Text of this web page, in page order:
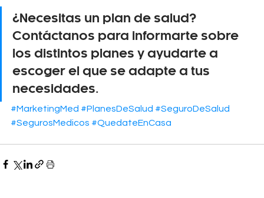
¿Necesitas un plan de salud?
Contáctanos para informarte sobre
los distintos planes y ayudarte a
escoger el que se adapte a tus
necesidades.
#MarketingMed #PlanesDeSalud #SeguroDeSalud
#SegurosMedicos #QuedateEnCasa